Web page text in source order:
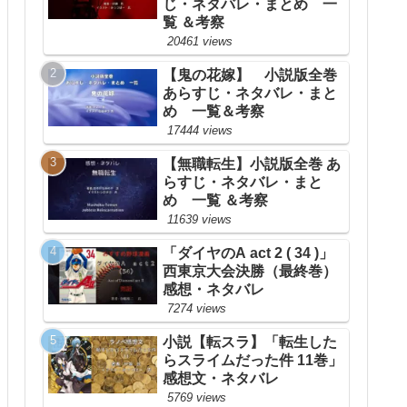
じ・ネタバレ・まとめ 一
覧 ＆考察
20461 views
【鬼の花嫁】 小説版全巻
あらすじ・ネタバレ・まと
め 一覧＆考察
17444 views
【無職転生】小説版全巻 あ
らすじ・ネタバレ・まと
め 一覧 ＆考察
11639 views
「ダイヤのA act 2 ( 34 )」
西東京大会決勝（最終巻）
感想・ネタバレ
7274 views
小説【転スラ】「転生した
らスライムだった件 11巻」
感想文・ネタバレ
5769 views